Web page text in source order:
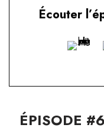
Écouter
ÉPISODE